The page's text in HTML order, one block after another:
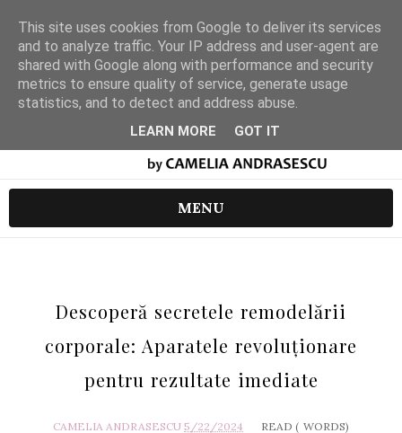
MENU
Descoperă secretele remodelării
corporale: Aparatele revoluționare
pentru rezultate imediate
CAMELIA ANDRASESCU 5/22/2024 READ ( WORDS)
This site uses cookies from Google to deliver its services
and to analyze traffic. Your IP address and user-agent are
shared with Google along with performance and security
metrics to ensure quality of service, generate usage
statistics, and to detect and address abuse.
LEARN MORE GOT IT